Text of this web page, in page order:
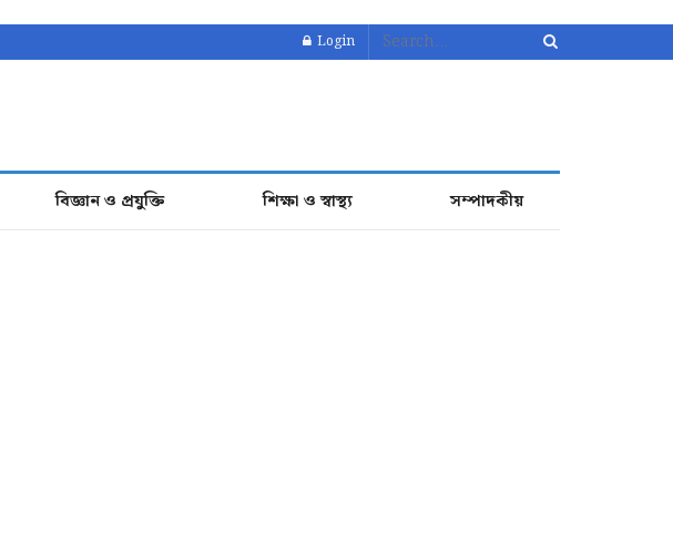
Login
বিজ্ঞান ও প্রযুক্তি শিক্ষা ও স্বাস্থ্য সম্পাদকীয়